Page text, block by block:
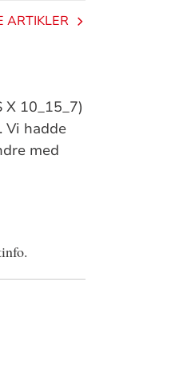
ARTIKLER
10_15_7)
Vi hadde
med